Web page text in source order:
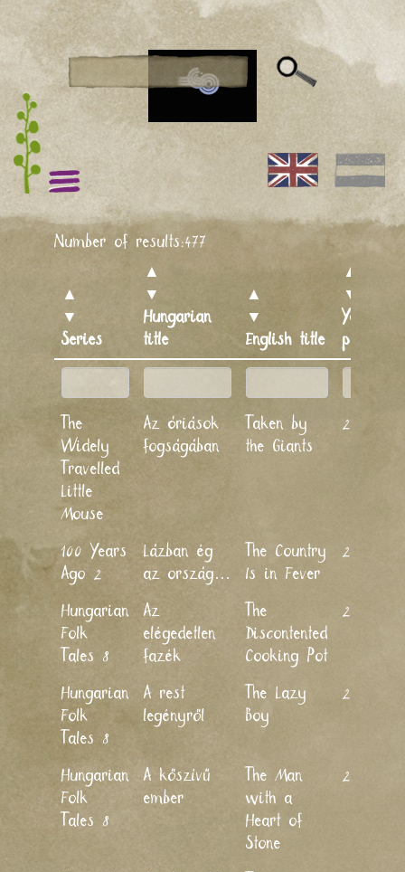
Number of results:477
▲
▼
Series
▲
▼
Hungarian
title
▲
▼
English title
▲
▼
Year of
The
Widely
Travelled
Little
Mouse
Az óriások
fogságában
Taken by
the Giants
2011
100 Years
Ago 2
Lázban ég
az ország…
The Country
Is in Fever
2011
Hungarian
Folk
Tales 8
Az
elégedetlen
fazék
The
Discontented
Cooking Pot
2011
Hungarian
Folk
Tales 8
A rest
legényről
The Lazy
Boy
2011
Hungarian
Folk
Tales 8
A kőszívű
ember
The Man
with a
Heart of
Stone
2011